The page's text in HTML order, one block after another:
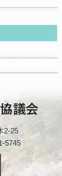
2-25
5745